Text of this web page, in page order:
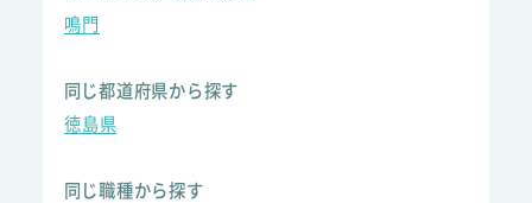
鳴門
同じ都道府県から探す
徳島県
同じ職種から探す